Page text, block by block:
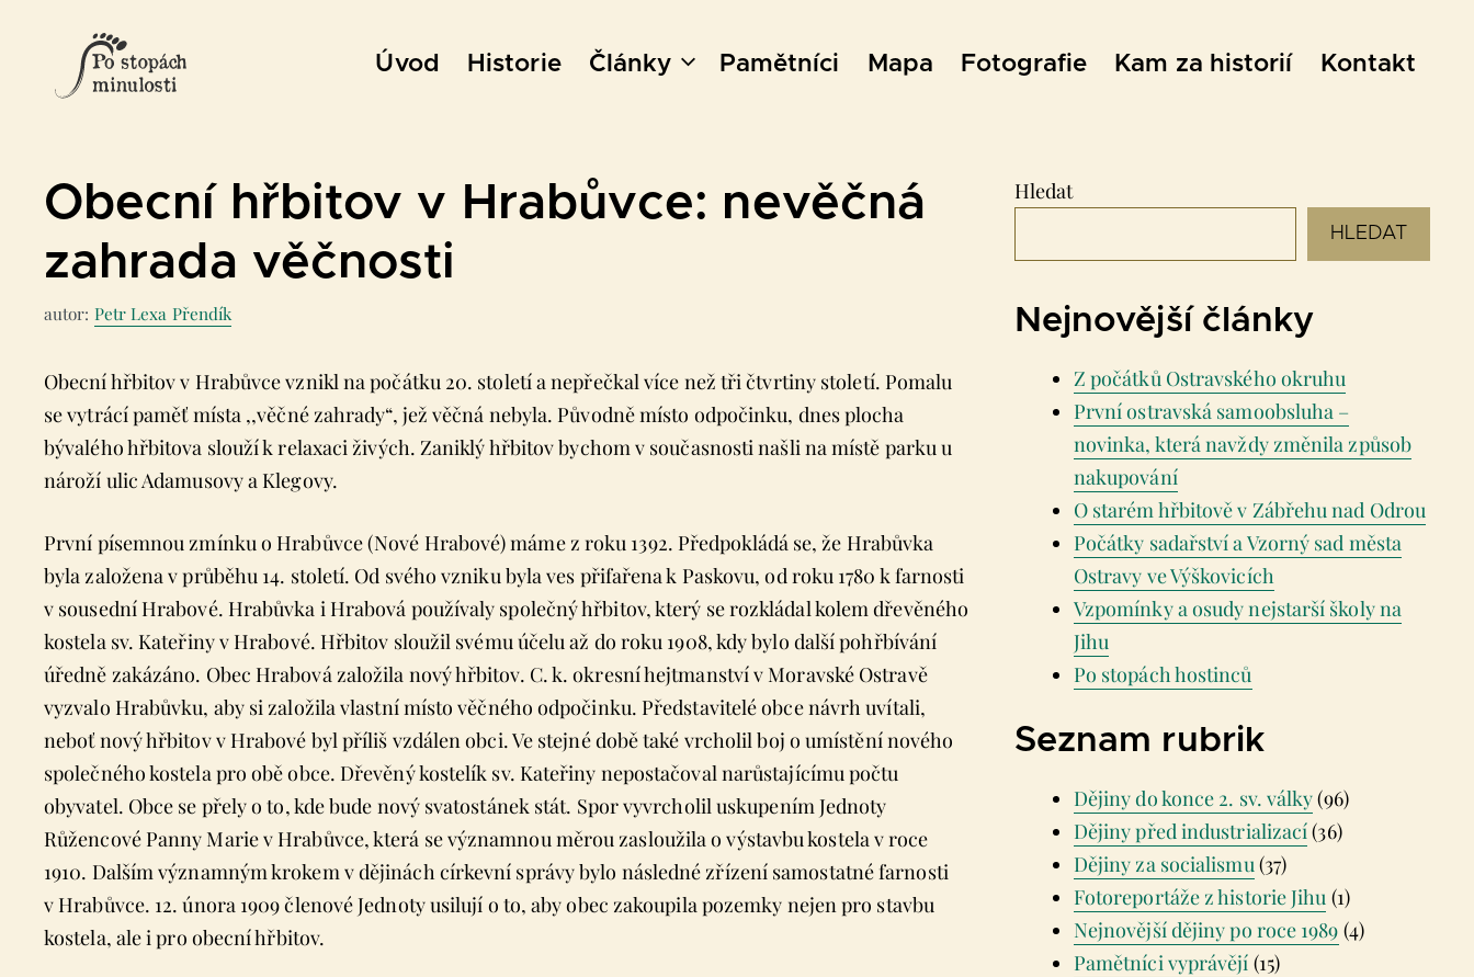
Úvod Historie Články Pamětníci Mapa Fotografie Kam za historií Kontakt
Obecní hřbitov v Hrabůvce: nevěčná
zahrada věčnosti
autor: Petr Lexa Přendík
Obecní hřbitov v Hrabůvce vznikl na počátku 20. století a nepřečkal více než tři čtvrtiny století. Pomalu
se vytrácí paměť místa ,,věčné zahrady“, jež věčná nebyla. Původně místo odpočinku, dnes plocha
bývalého hřbitova slouží k relaxaci živých. Zaniklý hřbitov bychom v současnosti našli na místě parku u
nároží ulic Adamusovy a Klegovy.
První písemnou zmínku o Hrabůvce (Nové Hrabové) máme z roku 1392. Předpokládá se, že Hrabůvka
byla založena v průběhu 14. století. Od svého vzniku byla ves přifařena k Paskovu, od roku 1780 k farnosti
v sousední Hrabové. Hrabůvka i Hrabová používaly společný hřbitov, který se rozkládal kolem dřevěného
kostela sv. Kateřiny v Hrabové. Hřbitov sloužil svému účelu až do roku 1908, kdy bylo další pohřbívání
úředně zakázáno. Obec Hrabová založila nový hřbitov. C. k. okresní hejtmanství v Moravské Ostravě
vyzvalo Hrabůvku, aby si založila vlastní místo věčného odpočinku. Představitelé obce návrh uvítali,
neboť nový hřbitov v Hrabové byl příliš vzdálen obci. Ve stejné době také vrcholil boj o umístění nového
společného kostela pro obě obce. Dřevěný kostelík sv. Kateřiny nepostačoval narůstajícímu počtu
obyvatel. Obce se přely o to, kde bude nový svatostánek stát. Spor vyvrcholil uskupením Jednoty
Růžencové Panny Marie v Hrabůvce, která se významnou měrou zasloužila o výstavbu kostela v roce
1910. Dalším významným krokem v dějinách církevní správy bylo následné zřízení samostatné farnosti
v Hrabůvce. 12. února 1909 členové Jednoty usilují o to, aby obec zakoupila pozemky nejen pro stavbu
kostela, ale i pro obecní hřbitov.
Hledat
HLEDAT
Nejnovější články
Z počátků Ostravského okruhu
První ostravská samoobsluha –
novinka, která navždy změnila způsob
nakupování
O starém hřbitově v Zábřehu nad Odrou
Počátky sadařství a Vzorný sad města
Ostravy ve Výškovicích
Vzpomínky a osudy nejstarší školy na
Jihu
Po stopách hostinců
Seznam rubrik
Dějiny do konce 2. sv. války(96)
Dějiny před industrializací(36)
Dějiny za socialismu(37)
Fotoreportáže z historie Jihu (1)
Nejnovější dějiny po roce 1989 (4)
Pamětníci vyprávějí (15)